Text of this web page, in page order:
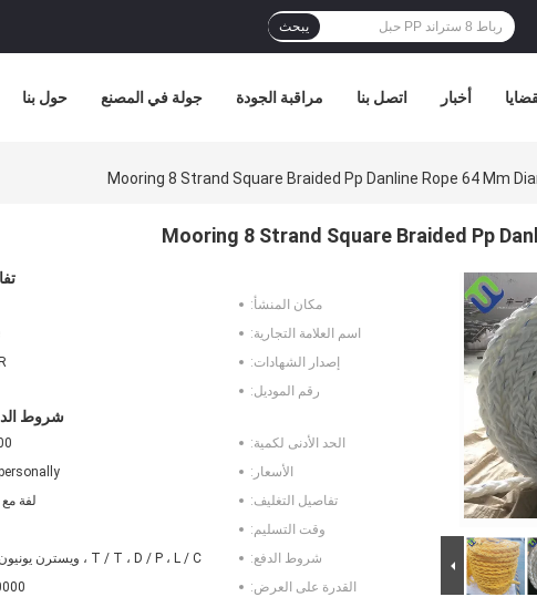
يبحث
حول بنا جولة في المصنع مراقبة الجودة اتصل بنا أخبار
Mooring 8 Strand Square Braided Pp Danline Rope 64 Mm
Mooring 8 Strand Square Braided Pp
مكان المنشأ:
اسم العلامة التجارية:
إصدار الشهادات:
رقم الموديل:
شروط
الحد الأدنى لكمية:
الأسعار:
تفاصيل التغليف:
لفة
وقت التسليم:
شروط الدفع:
T / T ، D / P ، L / C ، ويسترن يونيون ، موني جرام
القدرة على العرض: